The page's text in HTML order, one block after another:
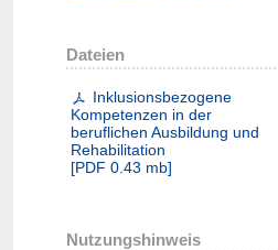
Dateien
Inklusionsbezogene
Kompetenzen in der
beruflichen Ausbildung und
Rehabilitation
[PDF 0.43 mb]
Nutzungshinweis